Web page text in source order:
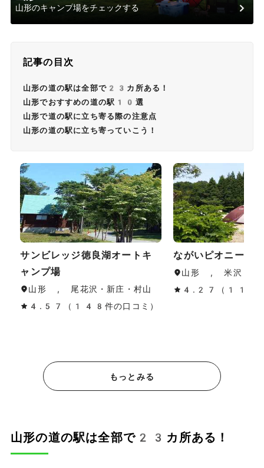
山形のキャンプ場をチェックする
記事の目次
山形の道の駅は全部で23カ所ある！
山形でおすすめの道の駅10選
山形で道の駅に立ち寄る際の注意点
山形の道の駅に立ち寄っていこう！
サンビレッジ徳良湖オートキ
ャンプ場
山形 , 尾花沢・新庄・村山
4.57（148件の口コミ）
ながいピオニーの
山形 , 米沢・置
4.27（11件の
もっとみる
山形の道の駅は全部で23カ所ある！